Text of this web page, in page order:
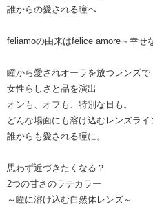
誰からの愛される瞳へ
feliamoの由来はfelice amore～幸せ
瞳から愛されオーラを放つレンズで
女性らしさと品を演出
オンも、オフも、特別な日も。
どんな場面にも溶け込むレンズラ
誰からも愛される瞳に。
思わず近づきたくなる？
2つの甘さのラテカラー
～瞳に溶け込む自然体レンズ～